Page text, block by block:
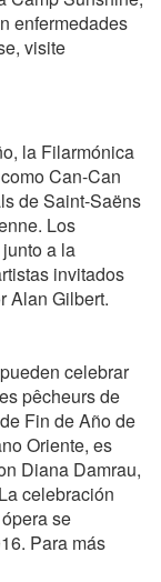
enfermedades
visite
la Filarmónica
Can-Can
de Saint-Saëns
Los
a la
invitados
Alan Gilbert.
celebrar
pêcheurs de
Fin de Año de
Oriente, es
Diana Damrau,
celebración
se
Para más